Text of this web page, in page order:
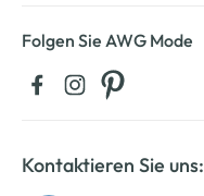
Folgen Sie AWG Mode
Kontaktieren Sie uns: